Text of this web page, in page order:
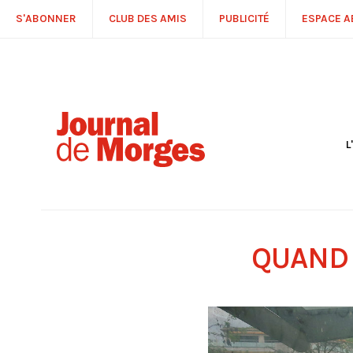
S'ABONNER CLUB DES AMIS PUBLICITÉ ESPACE